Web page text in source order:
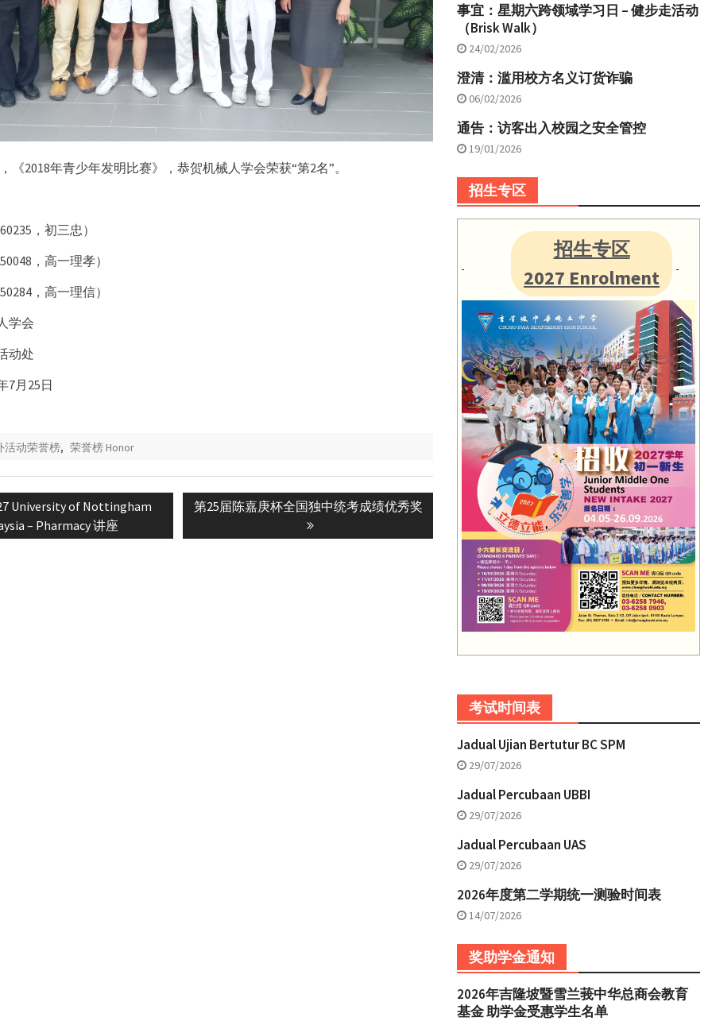
《2018年青少年发明比赛》，恭贺机械人学会荣获“第2名”。
，初三忠）
，高一理孝）
，高一理信）
学会
动处
7月 25日
活动荣誉榜, 荣誉榜 Honor
University of Nottingham
– Pharmacy 讲座
Next
第25届陈嘉庚杯全国独中统考成绩优秀奖
事宜：星期六跨领域学习日 – 健步走活动
（Brisk Walk）
24/02/2026
澄清：滥用校方名义订货诈骗
06/02/2026
通告：访客出入校园之安全管控
19/01/2026
招生专区
招生专区
2027 Enrolment
考试时间表
Jadual Ujian Bertutur BC SPM
29/07/2026
Jadual Percubaan UBBI
29/07/2026
Jadual Percubaan UAS
29/07/2026
2026年度第二学期统一测验时间表
14/07/2026
奖助学金通知
2026年吉隆坡暨雪兰莪中华总商会教育
基金 助学金受惠学生名单